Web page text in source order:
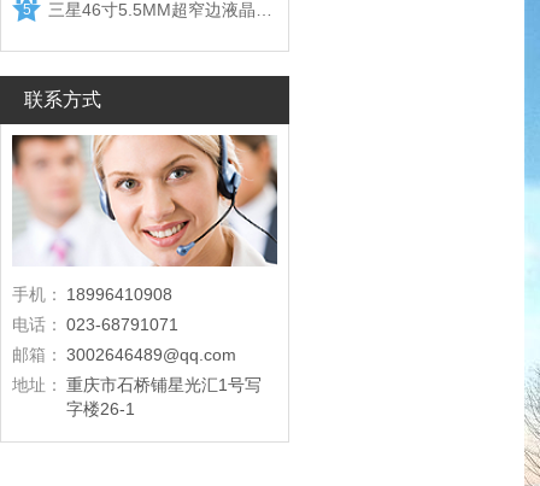
5
联系方式
手机：
18996410908
电话： 023-68791071
邮箱： 3002646489@qq.com
地址： 重庆市石桥铺星光汇1号写
字楼26-1